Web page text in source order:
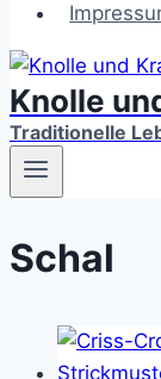
Knolle
Traditionelle
Schal